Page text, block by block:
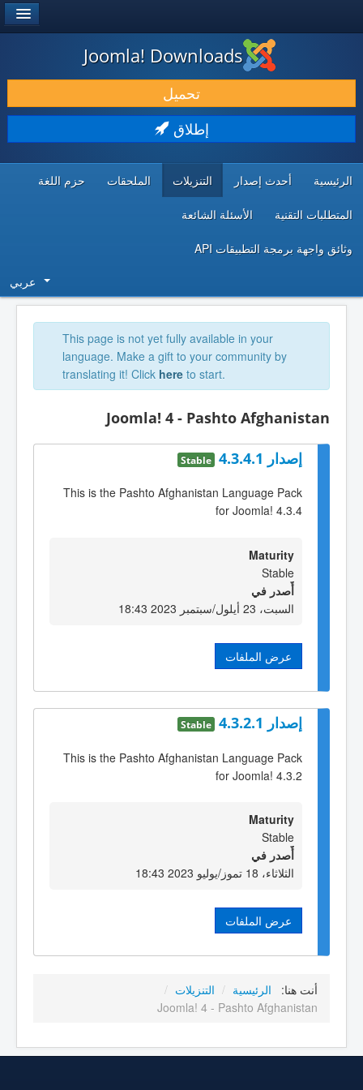
حمل & ومدد
اكتشف & تعلم
Joomla! Downloads
تحميل
إطلاق
الرئيسية أحدث إصدار التنزيلات الملحقات حزم اللغة
المتطلبات التقنية الأسئلة الشائعة
وثائق واجهة برمجة التطبيقات API
عربي
This page is not yet fully available in your
language. Make a gift to your community by
translating it! Click here to start.
Joomla! 4 - Pashto Afghanistan
إصدار 4.3.4.1 Stable
This is the Pashto Afghanistan Language Pack
for Joomla! 4.3.4
Maturity
Stable
أٌصدر في
السبت، 23 أيلول/سبتمبر 2023 18:43
عرض الملفات
إصدار 4.3.2.1 Stable
This is the Pashto Afghanistan Language Pack
for Joomla! 4.3.2
Maturity
Stable
أٌصدر في
الثلاثاء، 18 تموز/يوليو 2023 18:43
عرض الملفات
أنت هنا: الرئيسية / التنزيلات /
Joomla! 4 - Pashto Afghanistan